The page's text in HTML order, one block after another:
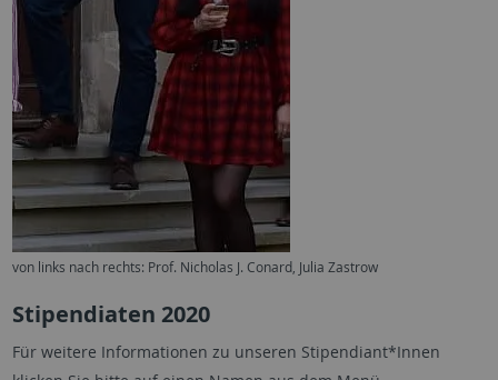
von links nach rechts: Prof. Nicholas J. Conard, Julia Zastrow
Stipendiaten 2020
Für weitere Informationen zu unseren Stipendiant*Innen